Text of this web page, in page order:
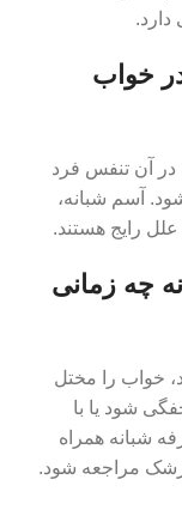
دارد.
خواب
در آن تنفس فرد
آسم شبانه،
رایج هستند.
چه زمانی
خواب را مختل
شود یا با
شبانه همراه
مراجعه شود.